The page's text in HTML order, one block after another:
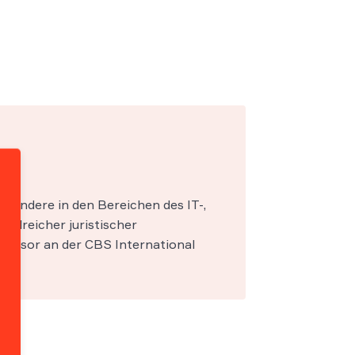
in den Bereichen des IT-,
juristischer
an der CBS International